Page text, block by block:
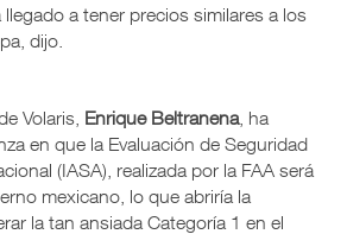
a tener precios similares a los
dijo.
Volaris, Enrique Beltranena, ha
en que la Evaluación de Seguridad
(IASA), realizada por la FAA será
mexicano, lo que abriría la
la tan ansiada Categoría 1 en el